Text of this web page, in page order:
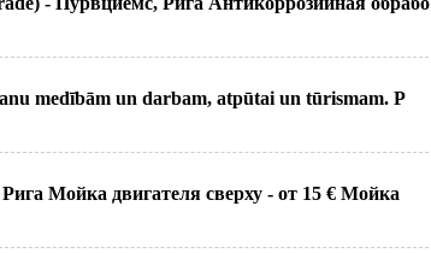
medībām un darbam, atpūtai un tūrismam. P
Мойка двигателя сверху - от 15 € Мойка